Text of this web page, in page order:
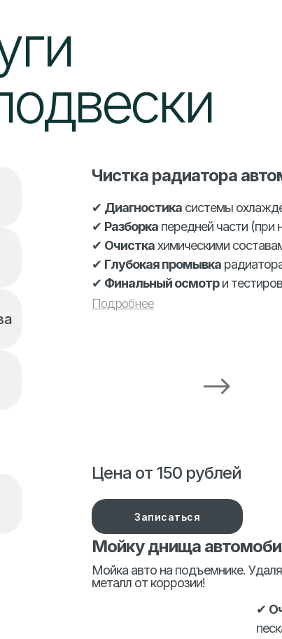
✔ Диагностика системы
✔ Разборка передней части (при
✔ Очисткахимическими
✔ Глубокая промывка
✔ Финальный осмотри
Записаться
Цена от 150 рублей
Чистка радиатора
Подробнее
Мойка авто на подъемнике.
металл от коррозии!
✔
Мойку днища